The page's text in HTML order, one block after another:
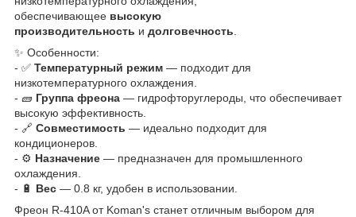
обеспечивающее высокую
производительность и долговечность
✨ Особенности:
- ✅ Температурный режим — подходит для
низкотемпературного охлаждения.
- 🧱 Группа фреона — гидрофторуглероды, что обеспечивает
высокую эффективность.
- 🔗 Совместимость — идеально подходит для
кондиционеров.
- ⚙️ Назначение — предназначен для промышленного
охлаждения.
- 🔋 Вес — 0.8 кг, удобен в использовании.
Фреон R-410A от Koman's станет отличным выбором для